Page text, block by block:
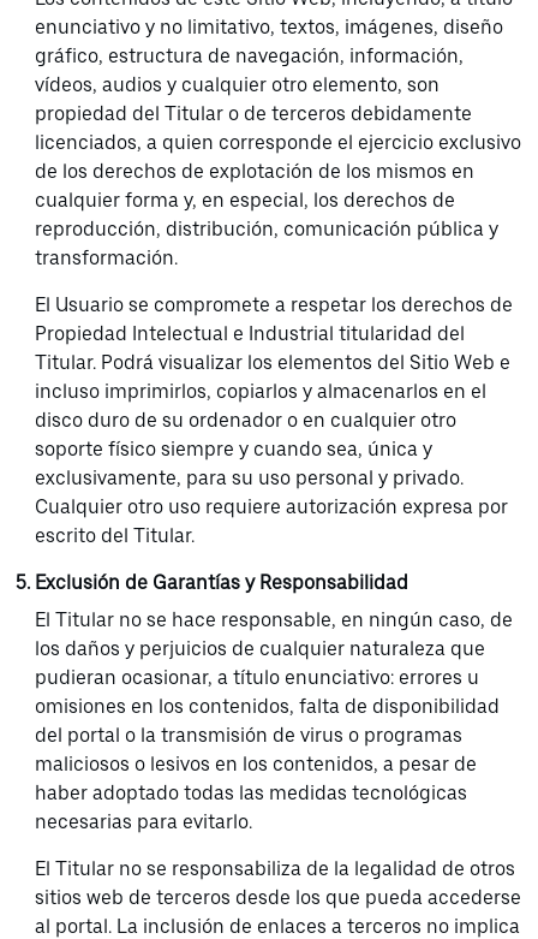
enunciativo y no limitativo, textos, imágenes, diseño
gráfico, estructura de navegación, información,
vídeos, audios y cualquier otro elemento, son
propiedad del Titular o de terceros debidamente
licenciados, a quien corresponde el ejercicio exclusivo
de los derechos de explotación de los mismos en
cualquier forma y, en especial, los derechos de
reproducción, distribución, comunicación pública y
transformación.
El Usuario se compromete a respetar los derechos de
Propiedad Intelectual e Industrial titularidad del
Titular. Podrá visualizar los elementos del Sitio Web e
incluso imprimirlos, copiarlos y almacenarlos en el
disco duro de su ordenador o en cualquier otro
soporte físico siempre y cuando sea, única y
exclusivamente, para su uso personal y privado.
Cualquier otro uso requiere autorización expresa por
escrito del Titular.
Exclusión de Garantías y Responsabilidad
El Titular no se hace responsable, en ningún caso, de
los daños y perjuicios de cualquier naturaleza que
pudieran ocasionar, a título enunciativo: errores u
omisiones en los contenidos, falta de disponibilidad
del portal o la transmisión de virus o programas
maliciosos o lesivos en los contenidos, a pesar de
haber adoptado todas las medidas tecnológicas
necesarias para evitarlo.
El Titular no se responsabiliza de la legalidad de otros
sitios web de terceros desde los que pueda accederse
al portal. La inclusión de enlaces a terceros no implica